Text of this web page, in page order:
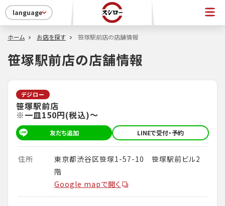
language
ホーム お店を探す 笹塚駅前店の店舗情報
笹塚駅前店の店舗情報
デジロー
笹塚駅前店
※一皿150円(税込)～
友だち追加 LINEで受付・予約
住所
東京都渋谷区笹塚1-57-10 笹塚駅前ビル2
階
Google mapで開く